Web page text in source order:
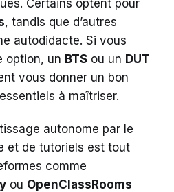
Certains optent pour
, tandis que d’autres
autodidacte. Si vous
option, un BTS ou un DUT
vous donner un bon
à maîtriser.
autonome par le
et de tutoriels est tout
comme
ou OpenClassRooms